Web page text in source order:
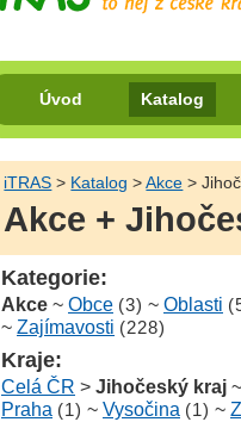
Úvod Katalog
iTRAS > Katalog >Akce >
Akce +
Kategorie:
Akce ~ Obce (3) ~ Oblasti
~ Zajímavosti (228)
Kraje:
Celá ČR > Jihočeský kraj ~
Praha (1) ~ Vysočina (1) ~